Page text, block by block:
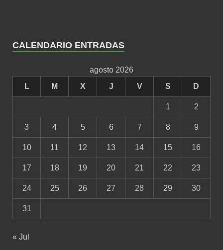
CALENDARIO ENTRADAS
agosto 2026
L
M X J V S D
1 2
3 4 5 6 7 8 9
10 11 12 13 14 15 16
17 18 19 20 21 22 23
24 25 26 27 28 29 30
31
« Jul